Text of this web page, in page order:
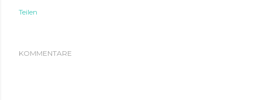
Teilen
KOMMENTARE